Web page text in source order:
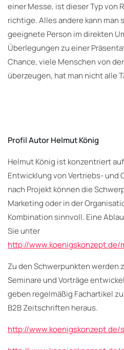
einer Messe, ist dieser Typ von
richtige. Alles andere kann man
geeignete Person im direkten
Überlegungen zu einer
Chance, viele Menschen von
überzeugen, hat man nicht alle
Profil Autor Helmut König
Helmut König ist konzentriert
Entwicklung von Vertriebs- und
nach Projekt können die
Marketing oder in der
Kombination sinnvoll. Eine
Sie unter
http://
Zu den Schwerpunkten
Seminare und Vorträge
geben regelmäßig Fachartikel
B2B Zeitschriften heraus.
http://www.koenigskonzept.de/